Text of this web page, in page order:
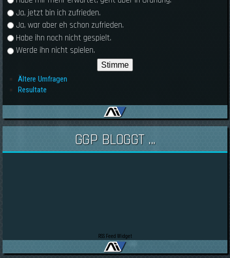
Ja, jetzt bin ich zufrieden.
Ja, war aber eh schon zufrieden.
Habe ihn noch nicht gespielt.
Werde ihn nicht spielen.
Ältere Umfragen
Resultate
GGP BLOGGT ...
RSS Feed Widget